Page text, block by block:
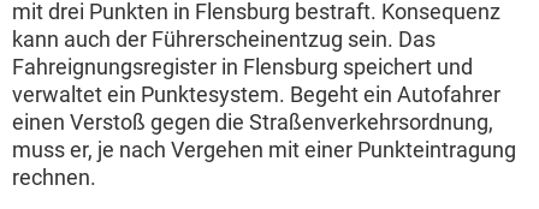
mit drei Punkten in Flensburg bestraft. Konsequenz
kann auch der Führerscheinentzug sein. Das
Fahreignungsregister in Flensburg speichert und
verwaltet ein Punktesystem. Begeht ein Autofahrer
einen Verstoß gegen die Straßenverkehrsordnung,
muss er, je nach Vergehen mit einer Punkteintragung
rechnen.